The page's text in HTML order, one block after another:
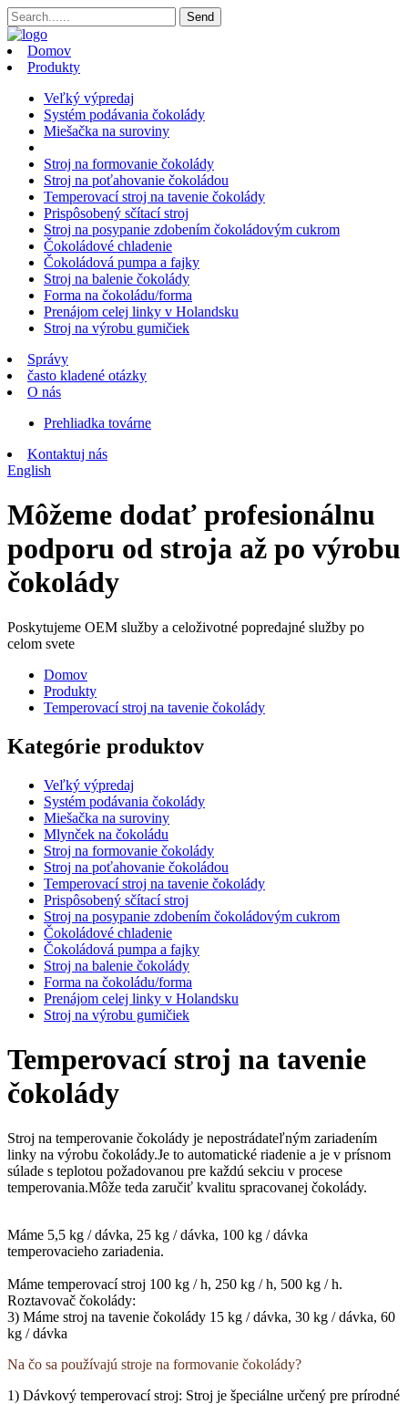
Domov
Produkty
Veľký výpredaj
Systém podávania čokolády
Miešačka na suroviny
Stroj na formovanie čokolády
Stroj na poťahovanie čokoládou
Temperovací stroj na tavenie čokolády
Prispôsobený sčítací stroj
Stroj na posypanie zdobením čokoládovým cukrom
Čokoládové chladenie
Čokoládová pumpa a fajky
Stroj na balenie čokolády
Forma na čokoládu/forma
Prenájom celej linky v Holandsku
Stroj na výrobu gumičiek
Správy
často kladené otázky
O nás
Prehliadka továrne
Kontaktuj nás
English
Môžeme dodať profesionálnu
podporu od stroja až po výrobu
čokolády
Poskytujeme OEM služby a celoživotné popredajné služby po
celom svete
Domov
Produkty
Temperovací stroj na tavenie čokolády
Kategórie produktov
Veľký výpredaj
Systém podávania čokolády
Miešačka na suroviny
Mlynček na čokoládu
Stroj na formovanie čokolády
Stroj na poťahovanie čokoládou
Temperovací stroj na tavenie čokolády
Prispôsobený sčítací stroj
Stroj na posypanie zdobením čokoládovým cukrom
Čokoládové chladenie
Čokoládová pumpa a fajky
Stroj na balenie čokolády
Forma na čokoládu/forma
Prenájom celej linky v Holandsku
Stroj na výrobu gumičiek
Temperovací stroj na tavenie
čokolády
Stroj na temperovanie čokolády je nepostrádateľným zariadením
linky na výrobu čokolády.Je to automatické riadenie a je v prísnom
súlade s teplotou požadovanou pre každú sekciu v procese
temperovania.Môže teda zaručiť kvalitu spracovanej čokolády.
Máme 5,5 kg / dávka, 25 kg / dávka, 100 kg / dávka
temperovacieho zariadenia.
Máme temperovací stroj 100 kg / h, 250 kg / h, 500 kg / h.
Roztavovač čokolády:
3) Máme stroj na tavenie čokolády 15 kg / dávka, 30 kg / dávka, 60
kg / dávka
Na čo sa používajú stroje na formovanie čokolády?
1) Dávkový temperovací stroj: Stroj je špeciálne určený pre prírodné